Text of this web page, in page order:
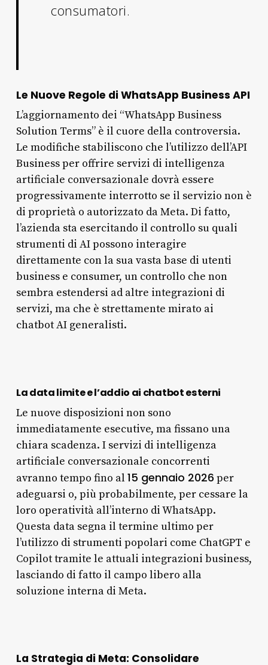
consumatori.
Le Nuove Regole di WhatsApp Business API
L’aggiornamento dei “WhatsApp Business
Solution Terms” è il cuore della controversia.
Le modifiche stabiliscono che l’utilizzo dell’API
Business per offrire servizi di intelligenza
artificiale conversazionale dovrà essere
progressivamente interrotto se il servizio non è
di proprietà o autorizzato da Meta. Di fatto,
l’azienda sta esercitando il controllo su quali
strumenti di AI possono interagire
direttamente con la sua vasta base di utenti
business e consumer, un controllo che non
sembra estendersi ad altre integrazioni di
servizi, ma che è strettamente mirato ai
chatbot AI generalisti.
La data limite e l’addio ai chatbot esterni
Le nuove disposizioni non sono
immediatamente esecutive, ma fissano una
chiara scadenza. I servizi di intelligenza
artificiale conversazionale concorrenti
avranno tempo fino al15 gennaio 2026 per
adeguarsi o, più probabilmente, per cessare la
loro operatività all’interno di WhatsApp.
Questa data segna il termine ultimo per
l’utilizzo di strumenti popolari come ChatGPT e
Copilot tramite le attuali integrazioni business,
lasciando di fatto il campo libero alla
soluzione interna di Meta.
La Strategia di Meta: Consolidare